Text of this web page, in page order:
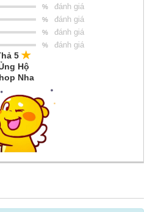
% đánh giá
% đánh giá
% đánh giá
% đánh giá
5
Hộ
Nha